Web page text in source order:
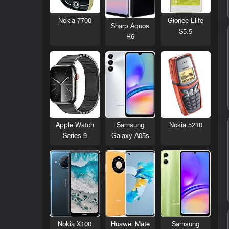
Gionee Elife
S5.5
Sharp Aquos
R6
Nokia 7700
Nokia 5210
Samsung
Galaxy A05s
Apple Watch
Series 9
Samsung
Huawei Mate
Nokia X100